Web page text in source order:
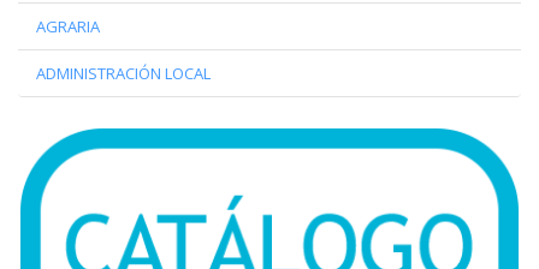
AGRARIA
ADMINISTRACIÓN LOCAL